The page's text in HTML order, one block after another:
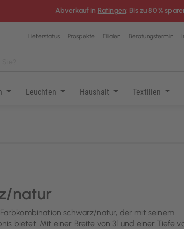
Abverkauf in Ratingen: Bis zu 80 %
Lieferstatus Prospekte Filialen Beratungstermin
Leuchten Haushalt Textilien
natur
schwarz/natur, der mit seinem
bietet. Mit einer Breite von 31 und einer Tiefe